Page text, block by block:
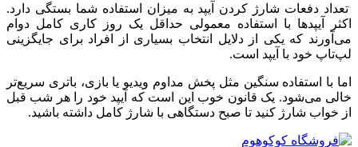
تعداد دفعات شارژ کردن آیپد به میزان استفاده شما بستگی دارد.
اکثر آیپدها با استفاده معمولی حداقل یک روز کاری کامل دوام
می‌آورند که یکی از دلایل انتخاب بسیاری از افراد برای جایگزینی
لپ‌تاپ خود با آیپد است.
اما با استفاده سنگین مثل پخش مداوم ویدیو یا بازی، باتری سریع‌تر
خالی می‌شود. یک قانون خوب این است که آیپد خود را هر شب قبل
از خواب شارژ کنید تا صبح دستگاهی با شارژ کامل داشته باشید.